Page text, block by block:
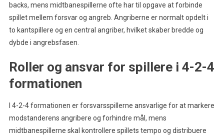
backs, mens midtbanespillerne ofte har til opgave at forbinde
spillet mellem forsvar og angreb. Angriberne er normalt opdelt i
to kantspillere og en central angriber, hvilket skaber bredde og
dybde i angrebsfasen.
Roller og ansvar for spillere i 4-2-4
formationen
I 4-2-4 formationen er forsvarsspillerne ansvarlige for at markere
modstanderens angribere og forhindre mål, mens
midtbanespillerne skal kontrollere spillets tempo og distribuere